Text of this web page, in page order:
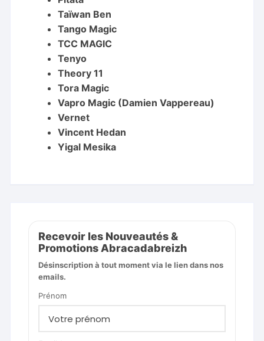
Taïwan Ben
Tango Magic
TCC MAGIC
Tenyo
Theory 11
Tora Magic
Vapro Magic (Damien Vappereau)
Vernet
Vincent Hedan
Yigal Mesika
Recevoir les Nouveautés &
Promotions Abracadabreizh
Désinscription à tout moment via le lien dans nos
emails.
Prénom